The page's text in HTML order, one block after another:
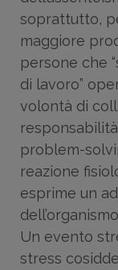
soprattutto,
maggiore
persone che
di lavoro”
volontà di
problem-
reazione
esprime un
Un evento
stress